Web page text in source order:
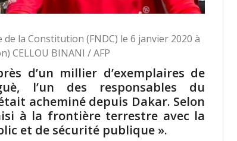
la Constitution (FNDC) le 6 janvier 2020 à
CELLOU BINANI / AFP
d’un millier d’exemplaires de
l’un des responsables du
acheminé depuis Dakar. Selon
à la frontière terrestre avec la
et de sécurité publique ».